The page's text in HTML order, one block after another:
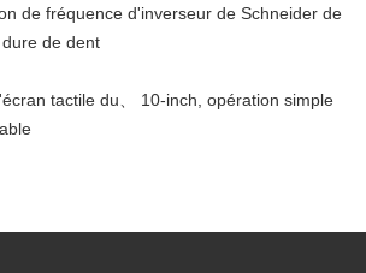
de fréquence d'inverseur de Schneider de
de dent
tactile du、 10-inch, opération simple